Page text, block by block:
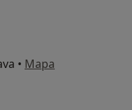
• Mapa